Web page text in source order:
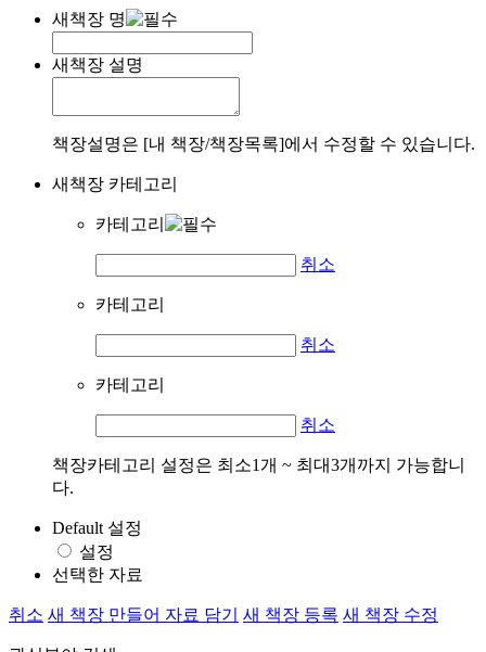
새책장 명
새책장 설명
책장설명은 [내 책장/책장목록]에서 수정할 수 있습니다.
새책장 카테고리
카테고리
취소
카테고리
취소
카테고리
취소
책장카테고리 설정은 최소1개 ~ 최대3개까지 가능합니
다.
Default 설정
설정
선택한 자료
취소 새 책장 만들어 자료 담기 새 책장 등록 새 책장 수정